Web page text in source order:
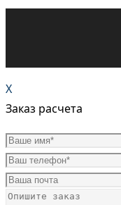
X
Заказ расчета